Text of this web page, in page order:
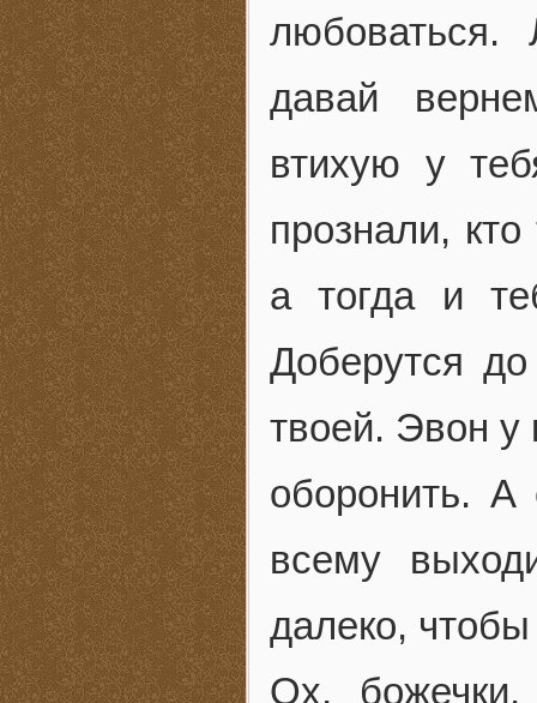
давай
втихую у
прознали,
а тогда и
Доберутся
твоей. Эвон у
оборонить. А
всему
далеко, чтобы
Ох, божечки,